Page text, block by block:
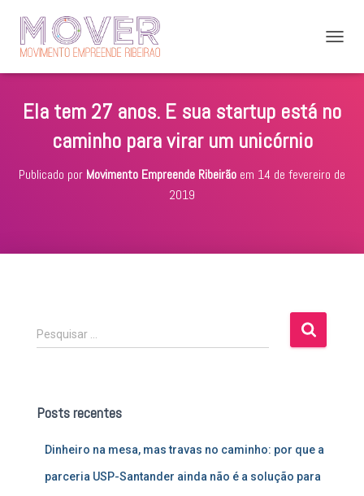
R
N
Ela tem 27 anos. E sua startup está no
caminho para virar um unicórnio
Publicado por Movimento Empreende Ribeirão em 14 de fevereiro de
2019
P
e
i
Pesquisar …
Posts recentes
Dinheiro na mesa, mas travas no caminho: por que a
parceria USP-Santander ainda não é a solução para